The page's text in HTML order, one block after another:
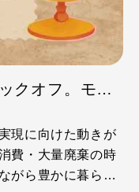
リユースの歴史から見るブックオフ。モノの価値を次へつなぐ仕事とは？
現に向けた動きが
費・大量廃棄の時
がら豊かに暮らす